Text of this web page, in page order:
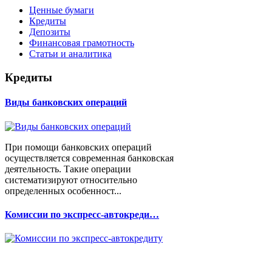
Ценные бумаги
Кредиты
Депозиты
Финансовая грамотность
Статьи и аналитика
Кредиты
Виды банковских операций
При помощи банковских операций
осуществляется современная банковская
деятельность. Такие операции
систематизируют относительно
определенных особенност...
Комиссии по экспресс-автокреди…